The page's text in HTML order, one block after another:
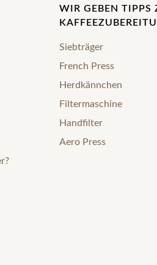
WIR GEBEN TIPPS
Siebträger
French Press
Herdkännchen
Filtermaschine
Handfilter
Aero Press